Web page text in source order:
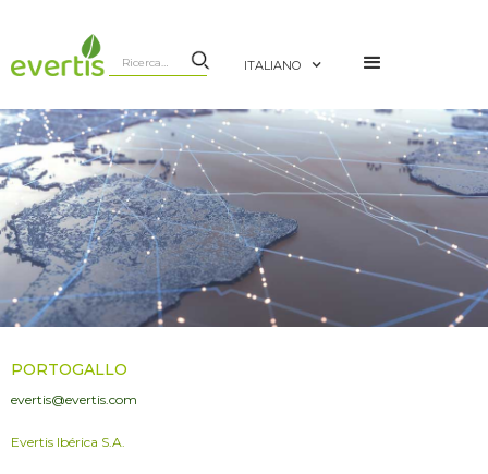
ITALIANO
PORTOGALLO
evertis@evertis.com
Evertis Ibérica S.A.